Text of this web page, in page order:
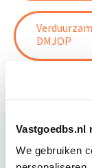
Vastgoedbs.nl
We gebruiken
DMJOP